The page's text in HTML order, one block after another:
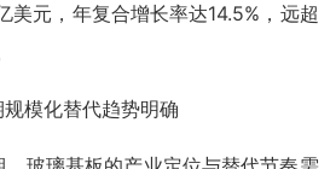
元，年复合增长率达14.5%，远超
模化替代趋势明确